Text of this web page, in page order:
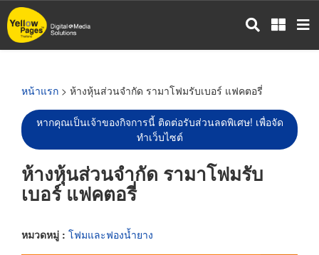
ข้าม
ไป
หน้าแรก > ห้างหุ้นส่วนจำกัด รามาโฟมรับเบอร์ แฟคตอรี่
หากคุณเป็นเจ้าของกิจการนี้ ติดต่อรับส่วนลดพิเศษ! เพื่อจัด
ทำเว็บไซต์
ห้างหุ้นส่วนจำกัด รามาโฟมรับ
เบอร์ แฟคตอรี่
หมวดหมู่ : โฟมและฟองน้ำยาง